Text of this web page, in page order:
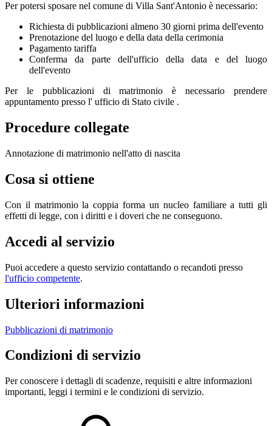
Per potersi sposare nel comune di Villa Sant'Antonio è necessario:
Richiesta di pubblicazioni almeno 30 giorni prima dell'evento
Prenotazione del luogo e della data della cerimonia
Pagamento tariffa
Conferma da parte dell'ufficio della data e del luogo
dell'evento
Per le pubblicazioni di matrimonio è necessario prendere
appuntamento presso l' ufficio di Stato civile .
Procedure collegate
Annotazione di matrimonio nell'atto di nascita
Cosa si ottiene
Con il matrimonio la coppia forma un nucleo familiare a tutti gli
effetti di legge, con i diritti e i doveri che ne conseguono.
Accedi al servizio
Puoi accedere a questo servizio contattando o recandoti presso
l'ufficio competente.
Ulteriori informazioni
Pubblicazioni di matrimonio
Condizioni di servizio
Per conoscere i dettagli di scadenze, requisiti e altre informazioni
importanti, leggi i termini e le condizioni di servizio.